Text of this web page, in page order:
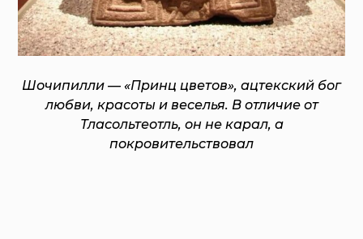
Шочипилли — «Принц цветов», ацтекский бог
любви, красоты и веселья. В отличие от
Тласольтеотль, он не карал, а
покровительствовал